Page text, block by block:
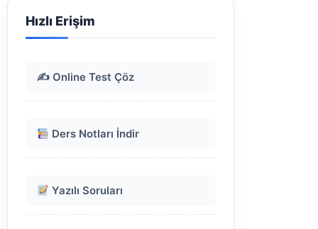
Hızlı Erişim
✍️ Online Test Çöz
Ders Notları İndir
Yazılı Soruları